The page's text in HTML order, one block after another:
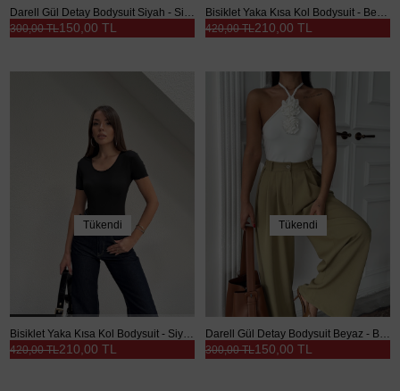
Darell Gül Detay Bodysuit Siyah - Siyah
150,00 TL
300,00 TL
Bisiklet Yaka Kısa Kol Bodysuit - Beyaz
210,00 TL
420,00 TL
Tükendi
Bisiklet Yaka Kısa Kol Bodysuit - Siyah
210,00 TL
420,00 TL
Tükendi
Darell Gül Detay Bodysuit Beyaz - Beyaz
150,00 TL
300,00 TL